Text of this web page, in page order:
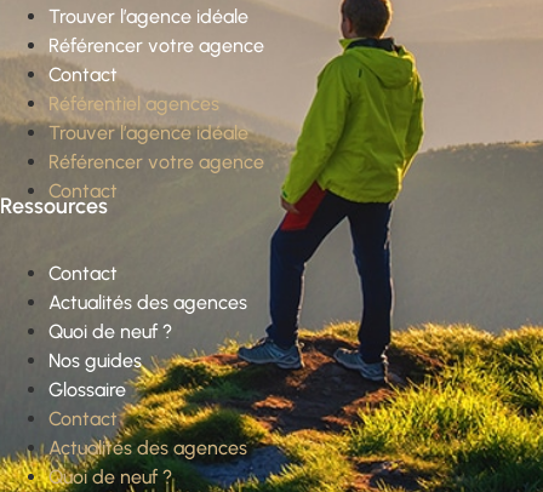
Trouver l’agence idéale
Référencer votre agence
Contact
Référentiel agences
Trouver l’agence idéale
Référencer votre agence
Contact
Ressources
Contact
Actualités des agences
Quoi de neuf ?
Nos guides
Glossaire
Contact
Actualités des agences
Quoi de neuf ?